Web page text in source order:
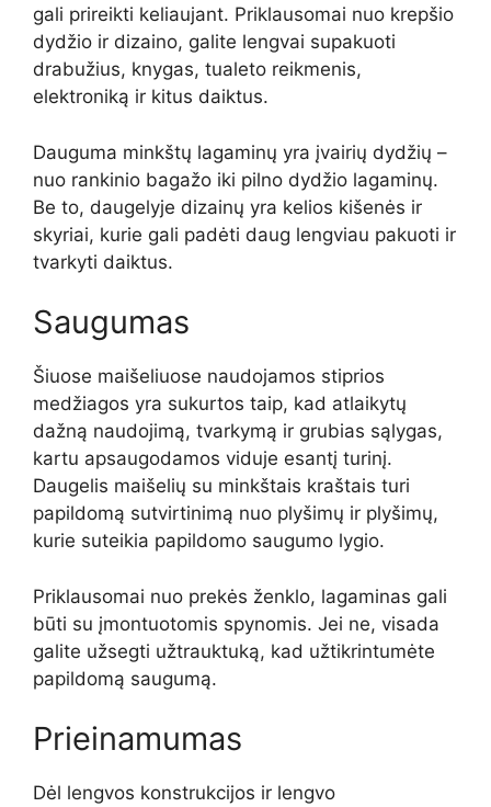
gali prireikti keliaujant. Priklausomai nuo krepšio
dydžio ir dizaino, galite lengvai supakuoti
drabužius, knygas, tualeto reikmenis,
elektroniką ir kitus daiktus.
Dauguma minkštų lagaminų yra įvairių dydžių –
nuo ​​rankinio bagažo iki pilno dydžio lagaminų.
Be to, daugelyje dizainų yra kelios kišenės ir
skyriai, kurie gali padėti daug lengviau pakuoti ir
tvarkyti daiktus.
Saugumas
Šiuose maišeliuose naudojamos stiprios
medžiagos yra sukurtos taip, kad atlaikytų
dažną naudojimą, tvarkymą ir grubias sąlygas,
kartu apsaugodamos viduje esantį turinį.
Daugelis maišelių su minkštais kraštais turi
papildomą sutvirtinimą nuo plyšimų ir plyšimų,
kurie suteikia papildomo saugumo lygio.
Priklausomai nuo prekės ženklo, lagaminas gali
būti su įmontuotomis spynomis. Jei ne, visada
galite užsegti užtrauktuką, kad užtikrintumėte
papildomą saugumą.
Prieinamumas
Dėl lengvos konstrukcijos ir lengvo